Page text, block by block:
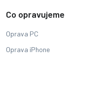
Co opravujeme
Oprava PC
Oprava iPhone